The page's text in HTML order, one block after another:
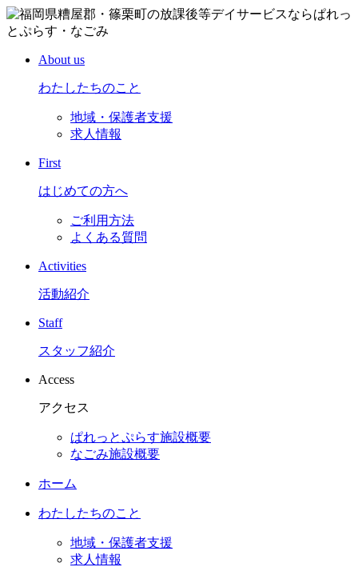
About us
わたしたちのこと
地域・保護者支援
求人情報
First
はじめての方へ
ご利用方法
よくある質問
Activities
活動紹介
Staff
スタッフ紹介
Access
アクセス
ぱれっとぷらす施設概要
なごみ施設概要
ホーム
わたしたちのこと
地域・保護者支援
求人情報